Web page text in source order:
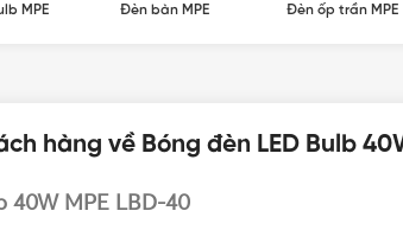
MPE Đèn bàn MPE Đèn ốp trần MPE
hàng về Bóng đèn LED Bulb
40W MPE LBD-40